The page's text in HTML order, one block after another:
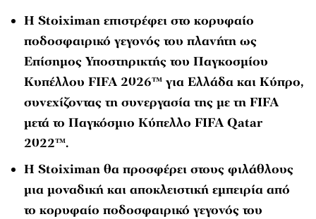
Η Stoiximan επιστρέφει στο κορυφαίο
ποδοσφαιρικό γεγονός του πλανήτη ως
Επίσημος Υποστηρικτής του Παγκοσμίου
Κυπέλλου FIFA 2026™ για Ελλάδα και Κύπρο,
συνεχίζοντας τη συνεργασία της με τη FIFA
μετά το Παγκόσμιο Κύπελλο FIFA Qatar
2022™.
Η Stoiximan θα προσφέρει στους φιλάθλους
μια μοναδική και αποκλειστική εμπειρία από
το κορυφαίο ποδοσφαιρικό γεγονός του